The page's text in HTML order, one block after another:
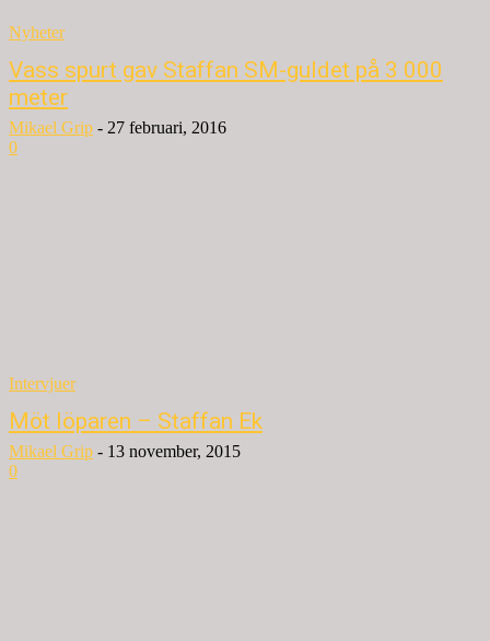
Nyheter
Vass spurt gav Staffan SM-guldet på 3 000
meter
Mikael Grip - 27 februari, 2016
0
Intervjuer
Möt löparen – Staffan Ek
Mikael Grip - 13 november, 2015
0